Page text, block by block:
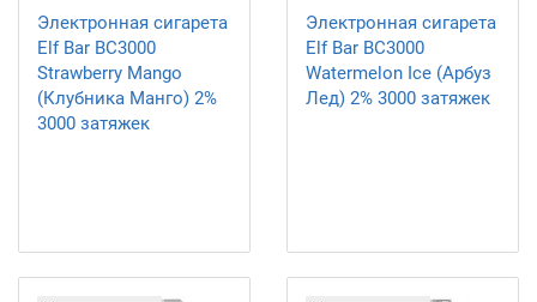
Электронная сигарета
Elf Bar BC3000
Strawberry Mango
(Клубника Манго) 2%
3000 затяжек
Электронная сигарета
Elf Bar BC3000
Watermelon Ice (Арбуз
Лед) 2% 3000 затяжек